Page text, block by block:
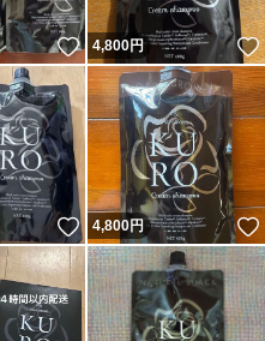
いいね！
4,800円
いいね！
4,800円